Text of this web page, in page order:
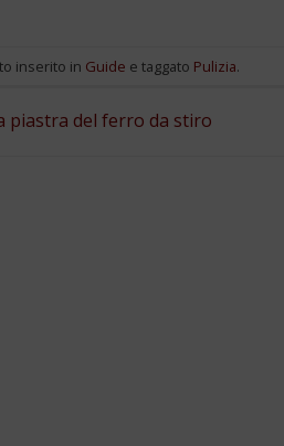
inserito in Guide e taggato Pulizia.
piastra del ferro da stiro